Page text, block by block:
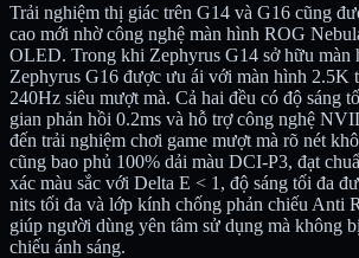
Trải nghiệm thị giác trên G14 và G16 cũng
cao mới nhờ công nghệ màn hình ROG
OLED. Trong khi Zephyrus G14 sở hữu
Zephyrus G16 được ưu ái với màn hình 2.5K
240Hz siêu mượt mà. Cả hai đều có độ sáng
gian phản hồi 0.2ms và hỗ trợ công nghệ
đến trải nghiệm chơi game mượt mà rõ nét
cũng bao phủ 100% dải màu DCI-P3, đạt
xác màu sắc với Delta E < 1, độ sáng tối đa
nits tối đa và lớp kính chống phản chiếu Anti
giúp người dùng yên tâm sử dụng mà không
chiếu ánh sáng.